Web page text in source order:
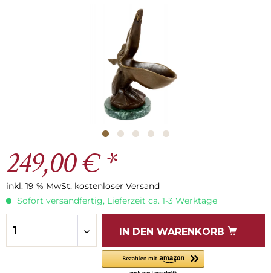
249,00 € *
inkl. 19 % MwSt, kostenloser Versand
Sofort versandfertig, Lieferzeit ca. 1-3 Werktage
IN DEN WARENKORB